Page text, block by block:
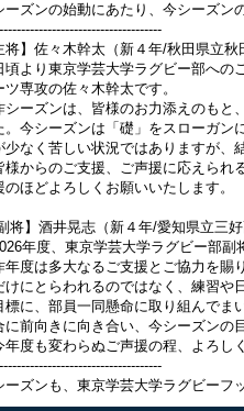
ーズンの始動にあたり、今シーズン
将】佐々木幹太（新４年/秋田県立秋
より東京学芸大学ラグビー部への
ツ専攻の佐々木幹太です。
ーズンは、皆様のお力添えのもと
。今シーズンは「礎」をスローガン
少なく苦しい状況ではありますが、
からのご支援、ご声援に応えられ
のほどよろしくお願いいたします。
将】酒井晃志（新４年/愛知県立三好
年度、東京学芸大学ラグビー部副
度は多大なるご支援とご協力を賜
けにとらわれるのではなく、練習や
標に、部員一同懸命に取り組んでま
に前向きに向き合い、今シーズンの
度も変わらぬご声援の程、よろし
ーズンも、東京学芸大学ラグビーフ